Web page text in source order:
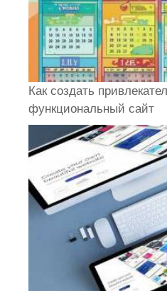
Как создать
функциональный сайт